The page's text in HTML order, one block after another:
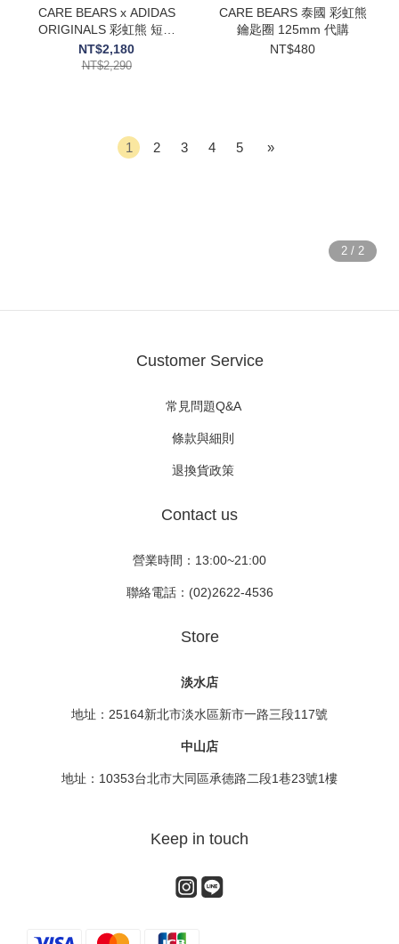
CARE BEARS x ADIDAS
ORIGINALS 彩虹熊 短袖
上衣 KR1480
NT$2,180
NT$2,290
CARE BEARS 泰國 彩虹熊
鑰匙圈 125mm 代購
NT$480
1 2 3 4 5 »
Customer Service
常見問題Q&A
條款與細則
退換貨政策
Contact us
營業時間：13:00~21:00
聯絡電話：(02)2622-4536
Store
淡水店
地址：25164新北市淡水區新市一路三段117號
中山店
地址：10353台北市大同區承德路二段1巷23號1樓
Keep in touch